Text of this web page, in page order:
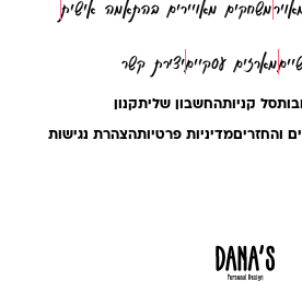
משחקים מאויירים בהתאמה אישית
מארזים עסקייםיצירת קשר
סל קניותהחשבון שליתקנון
מדיניות פרטיותהצהרת נגישות